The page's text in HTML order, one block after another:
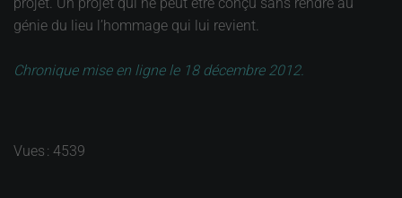
génie du lieu l’hommage qui lui revient.
Chronique mise en ligne le 18 décembre 2012.
Vues : 4539